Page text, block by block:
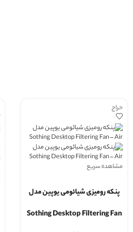
حراج
مشاهده سریع
پنکه رومیزی شیائومی یوپین مدل
Sothing Desktop Filtering Fan